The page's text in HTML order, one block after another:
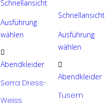
Schnellansicht
Ausführung
wählen
mehrere
Varianten
Abendkleider
Serra Dress-
Weiss
Schnellansicht
Ausführung
wählen
mehrere
Abendkleider
Tusem